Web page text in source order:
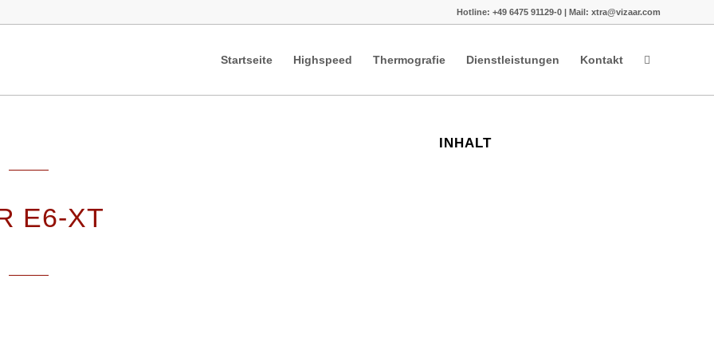
Hotline: +49 6475 91129-0 | Mail: xtra@vizaar.com
Startseite Highspeed Thermografie Dienstleistungen Kontakt
E6-XT
INHALT